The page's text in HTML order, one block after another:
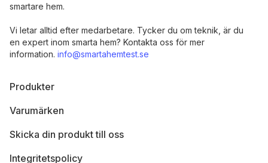
Produkter
Varumärken
Skicka din produkt till oss
Integritetspolicy
smartare hem.
Vi letar alltid efter medarbetare. Tycker du om teknik, är du
en expert inom smarta hem? Kontakta oss för mer
information. info@smartahemtest.se